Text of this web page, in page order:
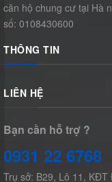
căn hộ chung cư tại Hà
số: 0108430600
THÔNG TIN
LIÊN HỆ
Bạn cần hỗ trợ ?
0931 22 6768
Trụ sở: B29, Lô 11,